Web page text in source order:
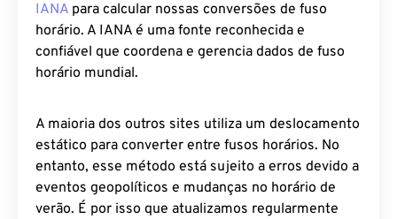
IANA para calcular nossas conversões de fuso
horário. A IANA é uma fonte reconhecida e
confiável que coordena e gerencia dados de fuso
horário mundial.
A maioria dos outros sites utiliza um deslocamento
estático para converter entre fusos horários. No
entanto, esse método está sujeito a erros devido a
eventos geopolíticos e mudanças no horário de
verão. É por isso que atualizamos regularmente